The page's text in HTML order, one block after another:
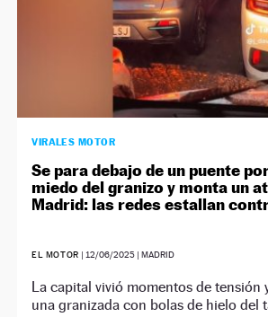
VIRALES MOTOR
Se para debajo de un puente
miedo del granizo y monta un
Madrid: las redes estallan
EL MOTOR | 12/06/2025| MADRID
La capital vivió momentos de tensión
una granizada con bolas de hielo del